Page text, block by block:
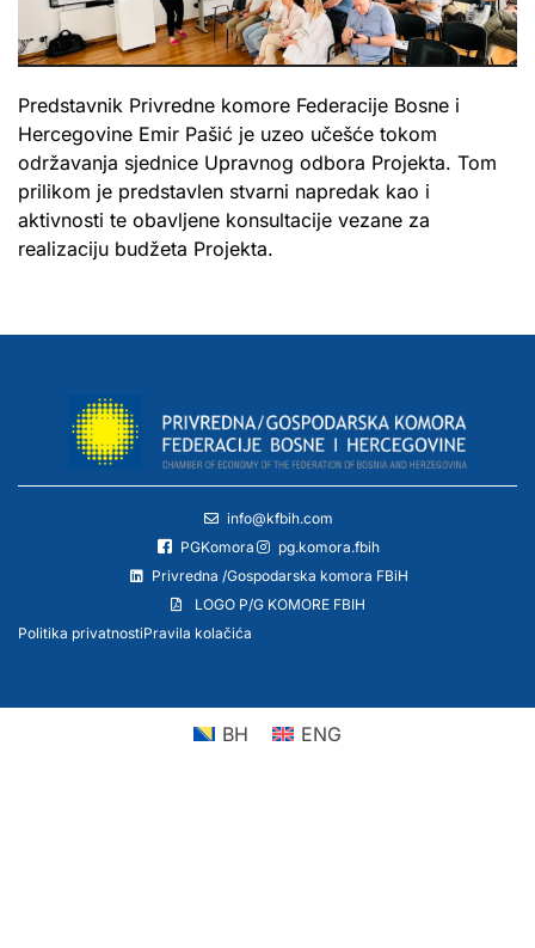
Predstavnik Privredne komore Federacije Bosne i
Hercegovine Emir Pašić je uzeo učešće tokom
održavanja sjednice Upravnog odbora Projekta. Tom
prilikom je predstavlen stvarni napredak kao i
aktivnosti te obavljene konsultacije vezane za
realizaciju budžeta Projekta.
info@kfbih.com
PGKomora
pg.komora.fbih
Privredna /Gospodarska komora FBiH
LOGO P/G KOMORE FBIH
Politika privatnostiPravila kolačića
BH ENG